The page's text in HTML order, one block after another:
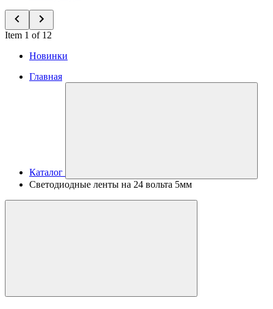
Item 1 of 12
Новинки
Главная
Каталог
Светодиодные ленты на 24 вольта 5мм